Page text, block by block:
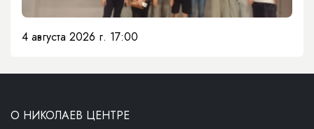
4 августа 2026 г. 17:00
О НИКОЛАЕВ ЦЕНТРЕ